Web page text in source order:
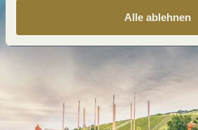
Alle ablehnen